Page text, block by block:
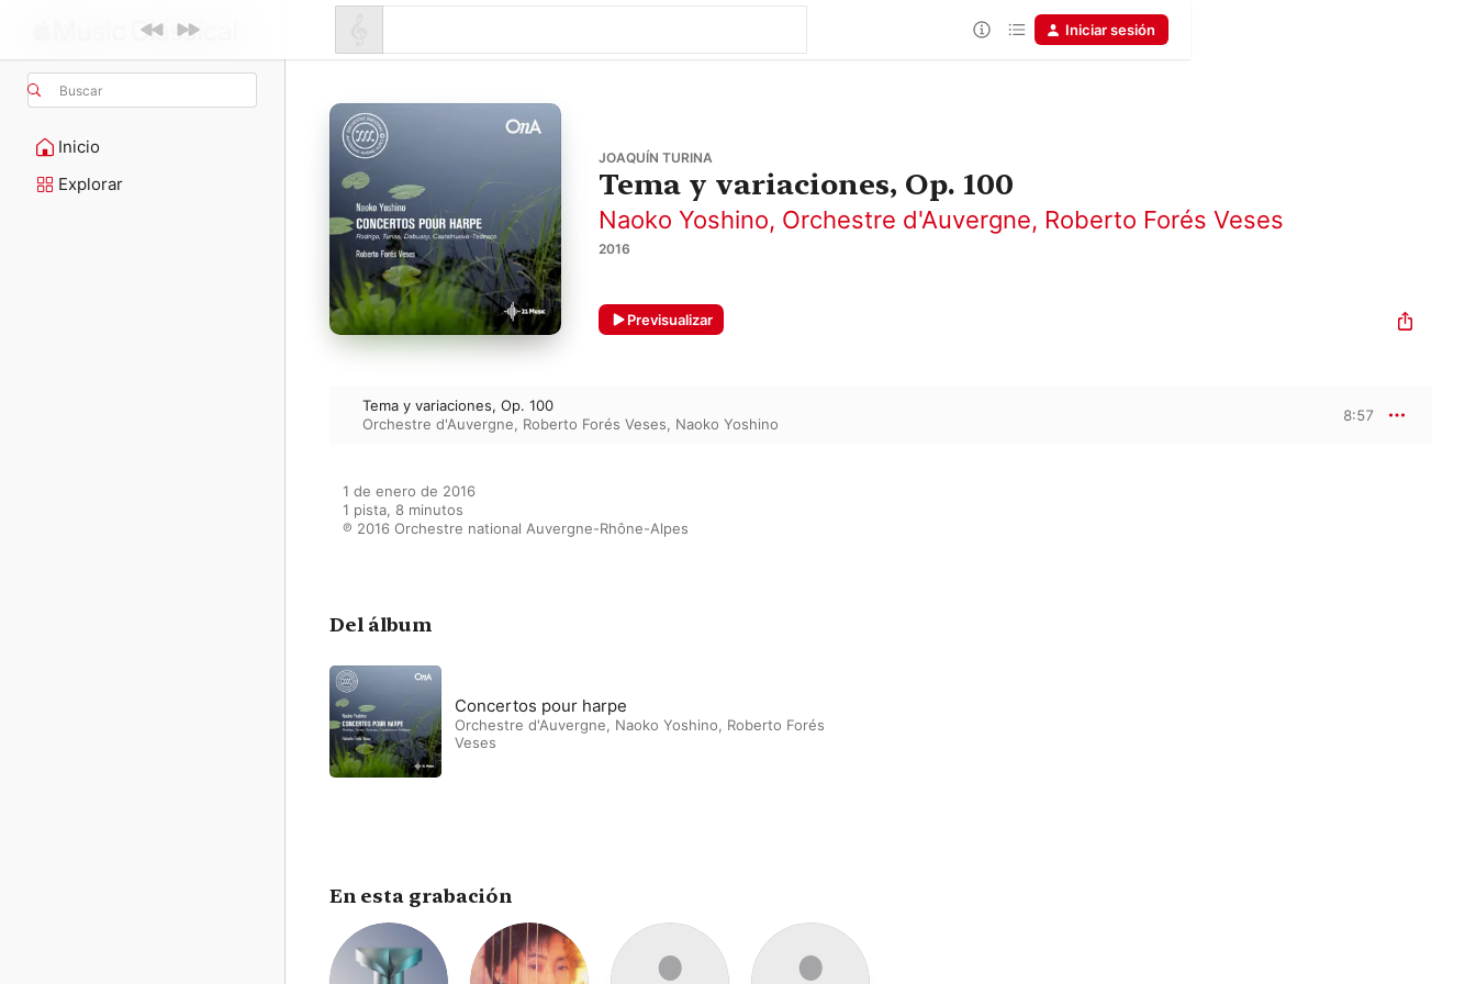
Buscar
Inicio
Explorar
Iniciar sesión
JOAQUÍN TURINA
Tema y variaciones, Op. 100
Naoko Yoshino, Orchestre d'Auvergne, Roberto Forés Veses
2016
Previsualizar
Tema y variaciones, Op. 100
Orchestre d'Auvergne, Roberto Forés Veses, Naoko Yoshino
8:57
1 de enero de 2016
1 pista, 8 minutos
℗ 2016 Orchestre national Auvergne-Rhône-Alpes
Del álbum
Concertos pour harpe
Orchestre d'Auvergne, Naoko Yoshino, Roberto Forés
Veses
En esta grabación